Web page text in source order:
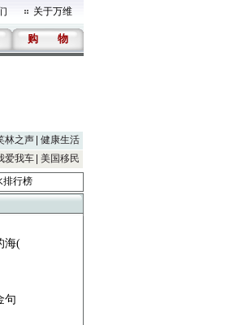
关于万维
购 物
林之声 健康生活
爱我车 美国移民
排行榜
海(
句